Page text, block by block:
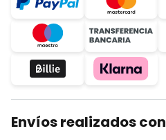
Envíos realizados con